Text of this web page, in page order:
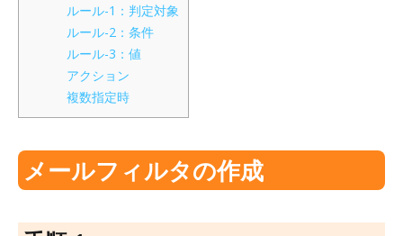
ルール-1：判定対象
ルール-2：条件
ルール-3：値
アクション
複数指定時
メールフィルタの作成